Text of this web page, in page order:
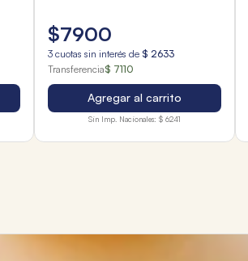
$7900
3 cuotas sin interés de $ 2633
Transferencia$ 7110
Agregar al carrito
Sin Imp. Nacionales: $ 6241